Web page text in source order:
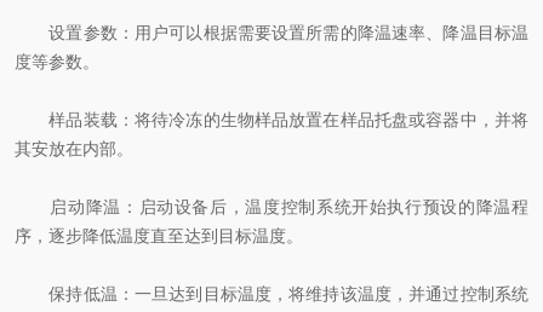
设置参数：用户可以根据需要设置所需的降温速率、降温目标温
度等参数。
样品装载：将待冷冻的生物样品放置在样品托盘或容器中，并将
其安放在内部。
启动降温：启动设备后，温度控制系统开始执行预设的降温程
序，逐步降低温度直至达到目标温度。
保持低温：一旦达到目标温度，将维持该温度，并通过控制系统